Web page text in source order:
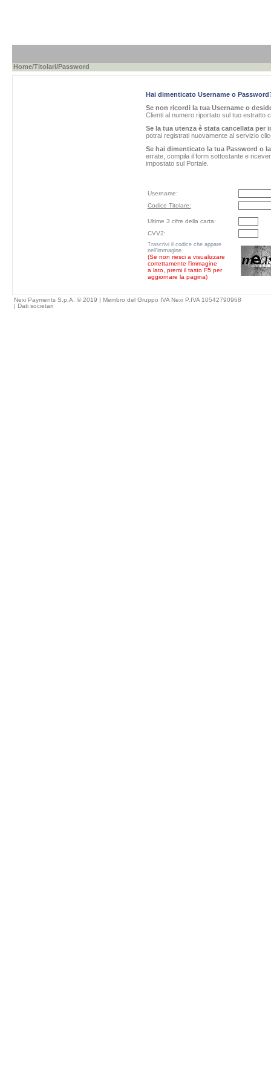
Home/Titolari/Password
Hai dimenticato Username o
Se non ricordi la tua Username o
Clienti al numero riportato sul tuo estratto
Se la tua utenza è stata cancellata per
potrai registrati nuovamente al servizio
Se hai dimenticato la tua Password o
errate, compila il form sottostante e
impostato sul Portale.
Username:
Codice Titolare:
Ultime 3 cifre della carta:
CVV2:
Trascrivi il codice che appare
nell'immagine.
(Se non riesci a visualizzare
correttamente l'immagine
a lato, premi il tasto F5 per
aggiornare la pagina)
Nexi Payments S.p.A. © 2019 | Membro del Gruppo IVA Nexi P.IVA 10542790968
| Dati societari